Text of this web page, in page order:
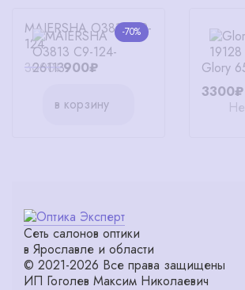
-70%
MAIERSHA O3813 C9-
124
3000₽900₽
в корзину
Glory
3300₽
Сеть салонов оптики
в Ярославле и области
© 2021-2026 Все права защищены
ИП Гоголев Максим Николаевич